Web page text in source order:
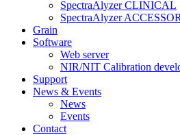
SpectraAlyzer CLINICAL
SpectraAlyzer
Grain
Software
Web server
NIR/NIT Calibration
Support
News & Events
News
Events
Contact